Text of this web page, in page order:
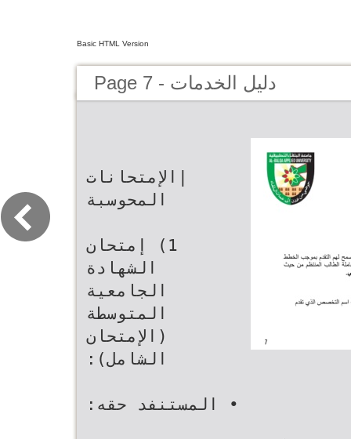
Basic HTML Version
Page 7 - دليل الخدمات
‫|الإمتحانات
المحوسبة‬
‫‪ (1‬إمتحان
الشهادة
الجامعية
المتوسطة
(الإمتحان
الشامل)‪:‬‬
‫• المستنفد حقه‪:‬‬